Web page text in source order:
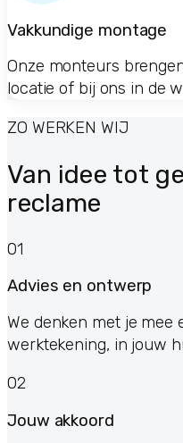
Vakkundige montage
Onze monteurs
locatie of bij ons in de
ZO WERKEN WIJ
Van idee tot
reclame
01
Advies en ontwerp
We denken met je
werktekening, in jouw
02
Jouw akkoord